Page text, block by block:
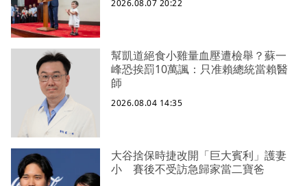
2026.08.07 20:22
幫凱道絕食小雞量血壓遭檢舉？蘇一
峰恐挨罰10萬諷：只准賴總統當賴醫
師
2026.08.04 14:35
大谷捨保時捷改開「巨大賓利」護妻
小 賽後不受訪急歸家當二寶爸